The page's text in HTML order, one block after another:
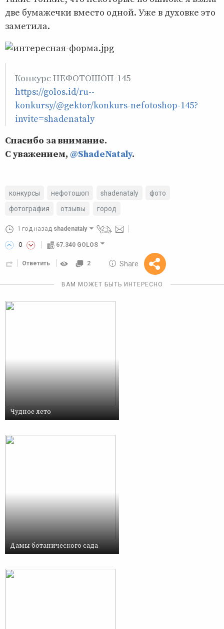
две бумажечки вместо одной. Уже в духовке это
заметила.
Конкурс НЕФОТОШОП-145
https://golos.id/ru--
konkursy/@gektor/konkurs-nefotoshop-145?
invite=shadenataly
Спасибо за внимание.
С уважением, @ShadeNataly.
конкурсы нефотошоп shadenataly
фото
фотография
отзывы город
1 год назад shadenataly
0 67.340 GOLOS
Ответить 2 Share
Reward
10 GOLOS
ВАМ МОЖЕТ БЫТЬ ИНТЕРЕСНО
Чудное лето
Дамы ботанического сада